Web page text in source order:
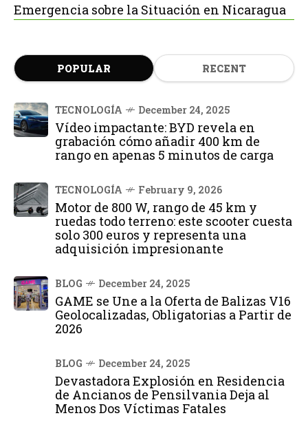
Emergencia sobre la Situación en Nicaragua
POPULAR RECENT
TECNOLOGÍA December 24, 2025
Vídeo impactante: BYD revela en
grabación cómo añadir 400 km de
rango en apenas 5 minutos de carga
TECNOLOGÍA February 9, 2026
Motor de 800 W, rango de 45 km y
ruedas todo terreno: este scooter cuesta
solo 300 euros y representa una
adquisición impresionante
BLOG December 24, 2025
GAME se Une a la Oferta de Balizas V16
Geolocalizadas, Obligatorias a Partir de
2026
BLOG December 24, 2025
Devastadora Explosión en Residencia
de Ancianos de Pensilvania Deja al
Menos Dos Víctimas Fatales